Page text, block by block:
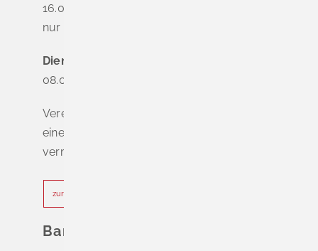
16.00 - 18.00 Uhr
nur nach Terminvereinbarung
Dienstag - Freitag
08.00 - 12.00 Uhr
Vereinbaren Sie online oder telefonisch
einen Termin, um Wartezeiten zu
vermeiden.
zur Terminvereinbarung
Bankverbindung